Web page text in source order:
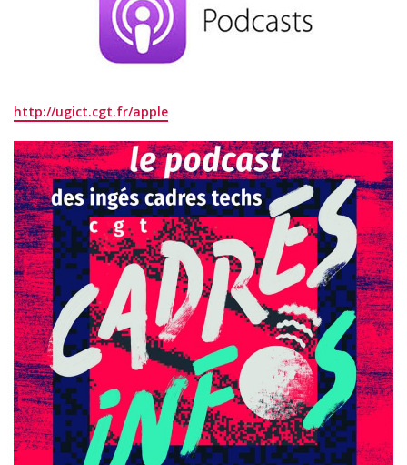
http://ugict.cgt.fr/apple